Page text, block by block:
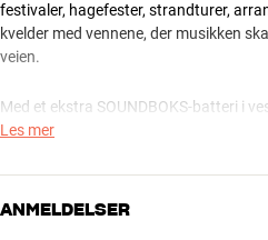
festivaler, hagefester, strandturer,
kvelder med vennene, der musikken
veien.
Med et ekstra SOUNDBOKS-batteri i
batteri når det første er tomt. Det tar
lades via USB-C og brukes til å gi
enheter, noe som er ekstra praktisk når
Les mer
ANMELDELSER